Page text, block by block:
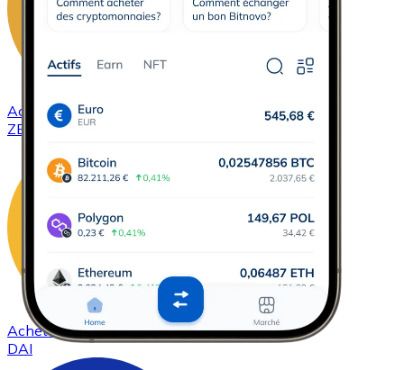
AcheterZCash
avec virement bancaire
ZEC
AcheterDAIavec virement bancaire
DAI